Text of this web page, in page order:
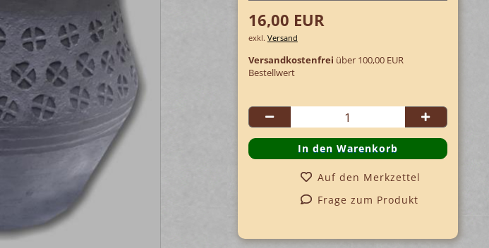
16,00 EUR
exkl. Versand
Versandkostenfrei über 100,00 EUR
Bestellwert
Auf den Merkzettel
Frage zum Produkt